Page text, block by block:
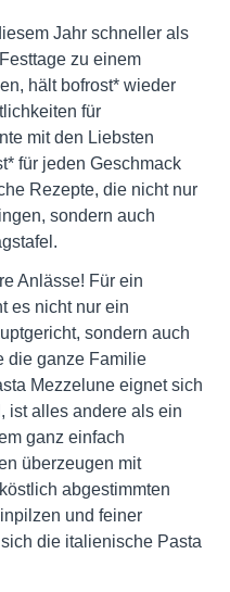
Jahr schneller als
zu einem
hält bofrost* wieder
für
mit den Liebsten
für jeden Geschmack
Rezepte, die nicht nur
sondern auch
Anlässe! Für ein
es nicht nur ein
sondern auch
die ganze Familie
Mezzelune eignet sich
ist alles andere als ein
ganz einfach
überzeugen mit
abgestimmten
und feiner
die italienische Pasta